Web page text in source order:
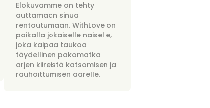
Elokuvamme on tehty
auttamaan sinua
rentoutumaan. WithLove on
paikalla jokaiselle naiselle,
joka kaipaa taukoa
täydellinen pakomatka
arjen kiireistä katsomisen ja
rauhoittumisen äärelle.